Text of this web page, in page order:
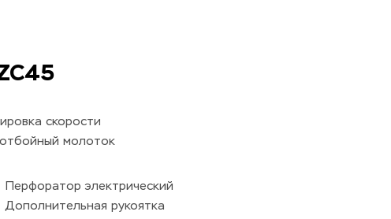
скорости
молоток
Перфоратор электрический
Дополнительная рукоятка